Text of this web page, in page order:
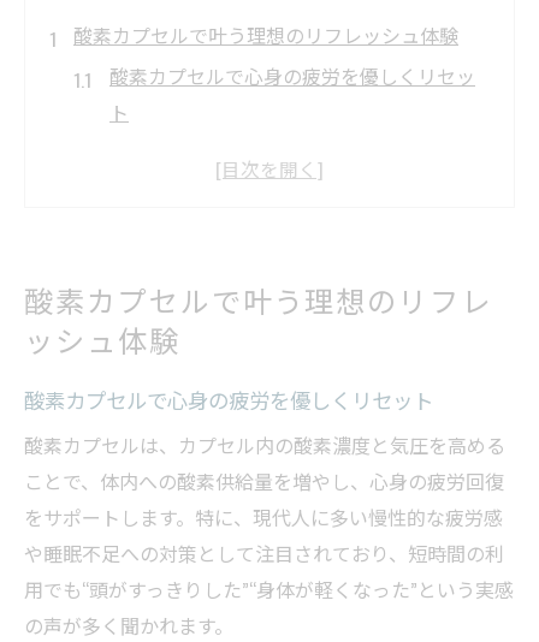
酸素カプセルで叶う理想のリフレッシュ体験
酸素カプセルで心身の疲労を優しくリセッ
ト
忙しい毎日に酸素カプセルでのリフレッシ
ュを提案
酸素カプセルで日常が変わる実感と口コミ
手頃に始める酸素カプセルの健康メリット
酸素カプセルの手軽な利用で健康維持をサ
酸素カプセルのコストパフォーマンスと健
康効果
酸素カプセルで叶う理想のリフレ
ッシュ体験
酸素カプセルで心身の疲労を優しくリセット
酸素カプセルは、カプセル内の酸素濃度と気圧を高める
ことで、体内への酸素供給量を増やし、心身の疲労回復
をサポートします。特に、現代人に多い慢性的な疲労感
や睡眠不足への対策として注目されており、短時間の利
用でも“頭がすっきりした”“身体が軽くなった”という実感
の声が多く聞かれます。